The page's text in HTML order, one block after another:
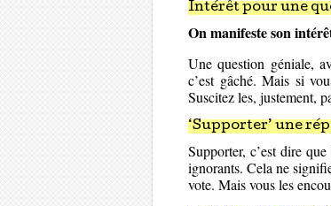
Intérêt pour une
On manifeste son
Une question géniale,
c’est gâché. Mais si
Suscitez les, justement,
‘Supporter’ une
Supporter, c’est dire que
ignorants. Cela ne
vote. Mais vous les